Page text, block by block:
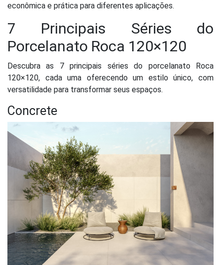
econômica e prática para diferentes aplicações.
7 Principais Séries do
Porcelanato Roca 120×120
Descubra as 7 principais séries do porcelanato Roca
120×120, cada uma oferecendo um estilo único, com
versatilidade para transformar seus espaços.
Concrete